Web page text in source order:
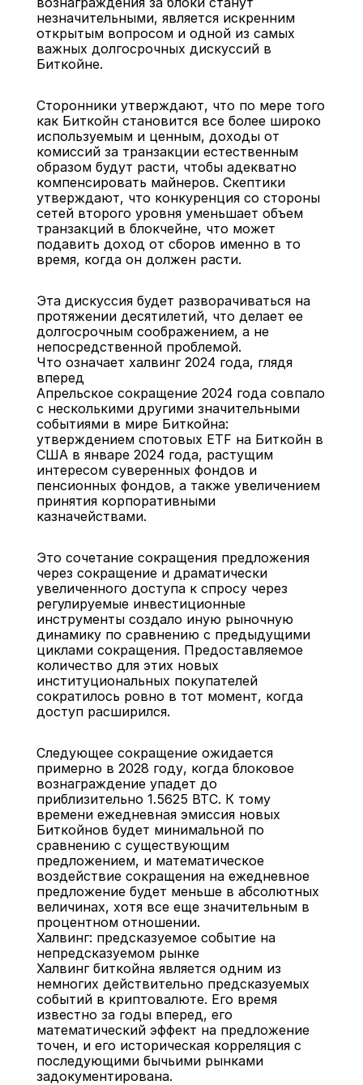
незначительными, является искренним
открытым вопросом и одной из самых
важных долгосрочных дискуссий в
Биткойне.
Сторонники утверждают, что по мере того
как Биткойн становится все более широко
используемым и ценным, доходы от
комиссий за транзакции естественным
образом будут расти, чтобы адекватно
компенсировать майнеров. Скептики
утверждают, что конкуренция со стороны
сетей второго уровня уменьшает объем
транзакций в блокчейне, что может
подавить доход от сборов именно в то
время, когда он должен расти.
Эта дискуссия будет разворачиваться на
протяжении десятилетий, что делает ее
долгосрочным соображением, а не
непосредственной проблемой.
Что означает халвинг 2024 года, глядя
вперед
Апрельское сокращение 2024 года совпало
с несколькими другими значительными
событиями в мире Биткойна:
утверждением спотовых ETF на Биткойн в
США в январе 2024 года, растущим
интересом суверенных фондов и
пенсионных фондов, а также увеличением
принятия корпоративными
казначействами.
Это сочетание сокращения предложения
через сокращение и драматически
увеличенного доступа к спросу через
регулируемые инвестиционные
инструменты создало иную рыночную
динамику по сравнению с предыдущими
циклами сокращения. Предоставляемое
количество для этих новых
институциональных покупателей
сократилось ровно в тот момент, когда
доступ расширился.
Следующее сокращение ожидается
примерно в 2028 году, когда блоковое
вознаграждение упадет до
приблизительно 1.5625 BTC. К тому
времени ежедневная эмиссия новых
Биткойнов будет минимальной по
сравнению с существующим
предложением, и математическое
воздействие сокращения на ежедневное
предложение будет меньше в абсолютных
величинах, хотя все еще значительным в
процентном отношении.
Халвинг: предсказуемое событие на
непредсказуемом рынке
Халвинг биткойна является одним из
немногих действительно предсказуемых
событий в криптовалюте. Его время
известно за годы вперед, его
математический эффект на предложение
точен, и его историческая корреляция с
последующими бычьими рынками
задокументирована.